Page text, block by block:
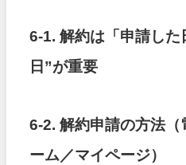
6-1. 解約は「申請した
日”が重要
6-2. 解約申請の方法（
ーム／マイページ）